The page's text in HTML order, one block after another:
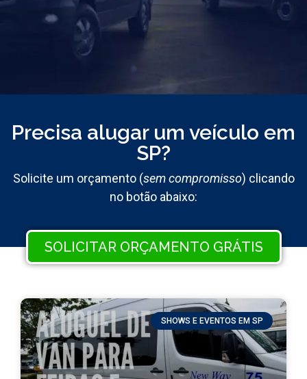
Precisa alugar um veículo em
SP?
Solicite um orçamento (sem compromisso) clicando
no botão abaixo:
SOLICITAR ORÇAMENTO GRÁTIS
SHOWS E EVENTOS EM SP